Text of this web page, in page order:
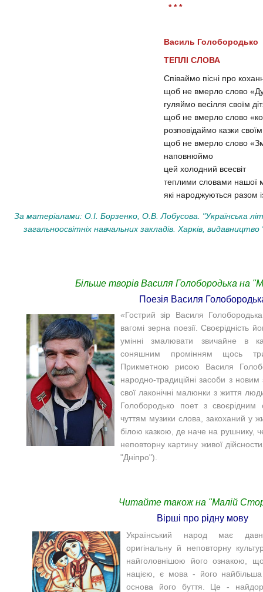
* * *
Василь Голобородько
ТЕПЛІ СЛОВА
Співаймо пісні про
щоб не вмерло слово
гуляймо весілля своїм
щоб не вмерло слово
розповідаймо казки
щоб не вмерло слово
наповнюймо
цей холодний всесвіт
теплими словами нашої
які народжуються разом
За матеріалами: О.І. Борзенко, О.В. Лобусова. "Українська
загальноосвітніх навчальних закладів. Харків,
Більше творів Василя Голобородька на
Поезія Василя
«Гострий зір Василя
вагомі зерна поезії. Своєрідність
умінні змалювати звичайне в
соняшним промінням щось
Прикметною рисою Василя
народно-традиційні засоби з
свої лаконічні малюнки з життя
Голобородько поет з своєрідним
чуттям музики слова, закоханий у
білою казкою, де наче на рушнику,
неповторну картину живої
"Дніпро").
Читайте також на "Малій
Вірші про рідну мову
Український народ має
оригінальну й неповторну
найголовнішою його ознакою,
нацією, є мова - його найбільша
основа його буття. Це -